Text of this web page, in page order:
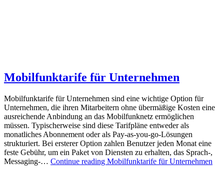
Mobilfunktarife für Unternehmen
Mobilfunktarife für Unternehmen sind eine wichtige Option für
Unternehmen, die ihren Mitarbeitern ohne übermäßige Kosten eine
ausreichende Anbindung an das Mobilfunknetz ermöglichen
müssen. Typischerweise sind diese Tarifpläne entweder als
monatliches Abonnement oder als Pay-as-you-go-Lösungen
strukturiert. Bei ersterer Option zahlen Benutzer jeden Monat eine
feste Gebühr, um ein Paket von Diensten zu erhalten, das Sprach-,
Messaging-… Continue reading Mobilfunktarife für Unternehmen